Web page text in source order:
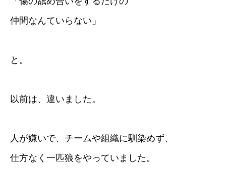
仲間なんていらない」
と。
以前は、違いました。
人が嫌いで、チームや組織に馴染めず、
仕方なく一匹狼をやっていました。